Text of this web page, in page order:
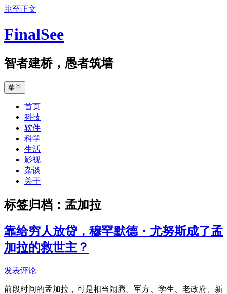
跳至正文
FinalSee
智者建桥，愚者筑墙
菜单
首页
科技
软件
科学
生活
影视
杂谈
关于
标签归档： 孟加拉
靠给穷人放贷，穆罕默德・尤努斯成了孟
加拉的救世主？
发表评论
前段时间的孟加拉，可是相当闹腾。军方、学生、老政府、新